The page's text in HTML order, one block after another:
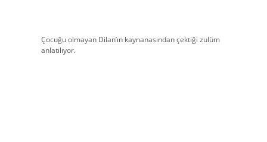
Çocuğu olmayan Dilan’ın kaynanasından çektiği zulüm
anlatılıyor.